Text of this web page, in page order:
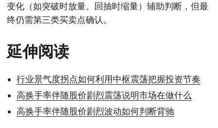
变化（如突破时放量、回抽时缩量）辅助判断，但最
终仍需第三类买卖点确认。
延伸阅读
行业景气度拐点如何利用中枢震荡把握投资节奏
高换手率伴随股价剧烈震荡说明市场在做什么
高换手率伴随股价剧烈波动如何判断背驰